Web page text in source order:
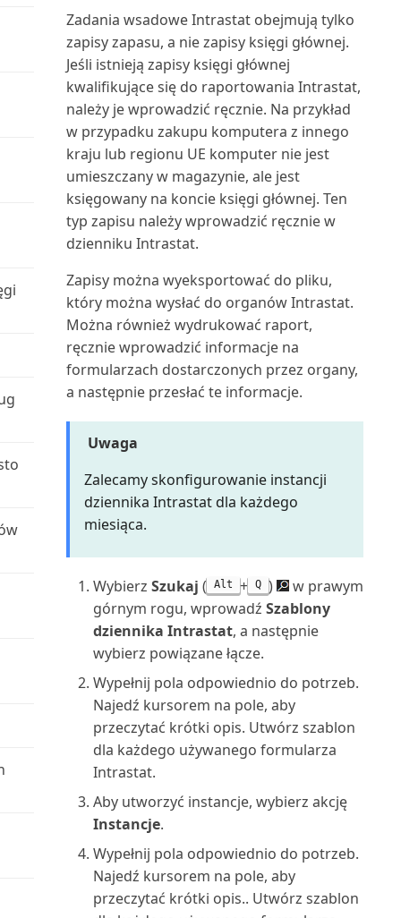
Wyświetlanie i edytowanie w
programie Excel z B...
Wyświetlanie niestandardowych
raportów Power BI
Zatwierdzanie lub odrzucanie
dokumentów w przep...
Zawartość w trakcie
przygotowywania
Zmiana firmy i innych ustawień
w Teams
Znajdowanie zaksięgowanych
dokumentów bez dokum...
Łączenie programów Excel,
Word, Outlook, OneDri...
Łączenie z Power BI z Business
Central on-premi...
Outlookiem
Używanie kluczy alokacji w
dziennikach głównych
Używanie rozszerzenia do
importu plików QuickBo...
Używanie rozszerzenia
formatów plików podatkowy...
Prognoza sprzedaży i zapa...
WorldPay Payments Standard
Wprowadzanie danych w
Business Central
Wprowadzanie dat i godzin w
Wprowadzenie do tworzenia
układów raportów
wiadomości e-mail
Wyszukiwanie określonych
danych
Wyszukiwanie stron i informacji
za pomocą funkc...
Wyświetlanie raportu testowego
Wyświetlanie użytecznych
informacji w Centrach ról
Zapisywanie i personalizowanie
Nabywca: szczegółowy bilans
próbny (raport)
Nabywca: zestawienie obrotów i
sald (raport)
Należności-Zobowiązania
(raport)
Numery dokumentów środków
trwałych (raport)
Obciążenie centrum
maszynowego (raport)
Obciążenie gniazda
produkcyjnego/wykres (raport)
Obciążenie gniazda roboczego
(raport)
roboczego/Wykres (raport)
Oblicz i zaksięguj rozliczenie
podatkowe (raport)
Oferta serwisowa (raport
dokumentu)
Oferta umowy serwisowej
(raport dokumentu)
Oferta umowy serwisowej:
szczegóły (raport)
Oferty umów do podpisania
(raport)
Opłaty za zapasy: specyfikacja
(raport)
Zadania wsadowe Intrastat obejmują tylko
zapisy zapasu, a nie zapisy księgi głównej.
Jeśli istnieją zapisy księgi głównej
kwalifikujące się do raportowania Intrastat,
należy je wprowadzić ręcznie. Na przykład
w przypadku zakupu komputera z innego
kraju lub regionu UE komputer nie jest
umieszczany w magazynie, ale jest
księgowany na koncie księgi głównej. Ten
typ zapisu należy wprowadzić ręcznie w
dzienniku Intrastat.
Zapisy można wyeksportować do pliku,
który można wysłać do organów Intrastat.
Można również wydrukować raport,
ręcznie wprowadzić informacje na
formularzach dostarczonych przez organy,
a następnie przesłać te informacje.
Uwaga
Zalecamy skonfigurowanie instancji
dziennika Intrastat dla każdego
miesiąca.
Wybierz Szukaj ( Alt + Q )
w prawym
górnym rogu, wprowadź Szablony
dziennika Intrastat, a następnie
wybierz powiązane łącze.
Wypełnij pola odpowiednio do potrzeb.
Najedź kursorem na pole, aby
przeczytać krótki opis. Utwórz szablon
dla każdego używanego formularza
Intrastat.
Aby utworzyć instancje, wybierz akcję
Instancje.
Wypełnij pola odpowiednio do potrzeb.
Najedź kursorem na pole, aby
przeczytać krótki opis.. Utwórz szablon